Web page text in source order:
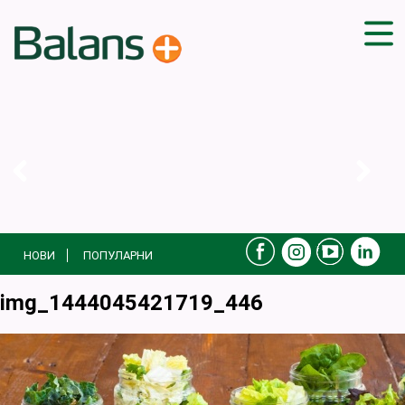
БЛОГ
ПРОИЗВОДИ
КАМПАЊИ
ЧПП
НОВИ ПОПУЛАРНИ
img_1444045421719_446